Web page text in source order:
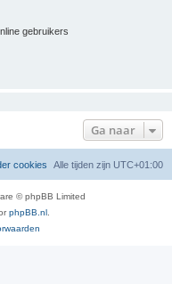
gebruikers
Ga naar
Alle tijden zijn UTC+01:00
cookies
© phpBB Limited
phpBB.nl.